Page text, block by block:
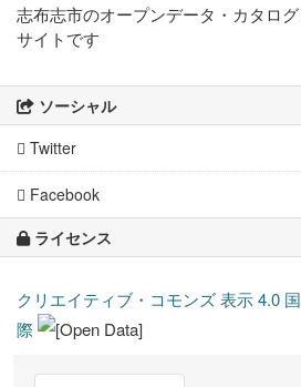
志布志市のオープンデータ・カタログ
サイトです
ソーシャル
Twitter
Facebook
ライセンス
クリエイティブ・コモンズ 表示 4.0 国
際